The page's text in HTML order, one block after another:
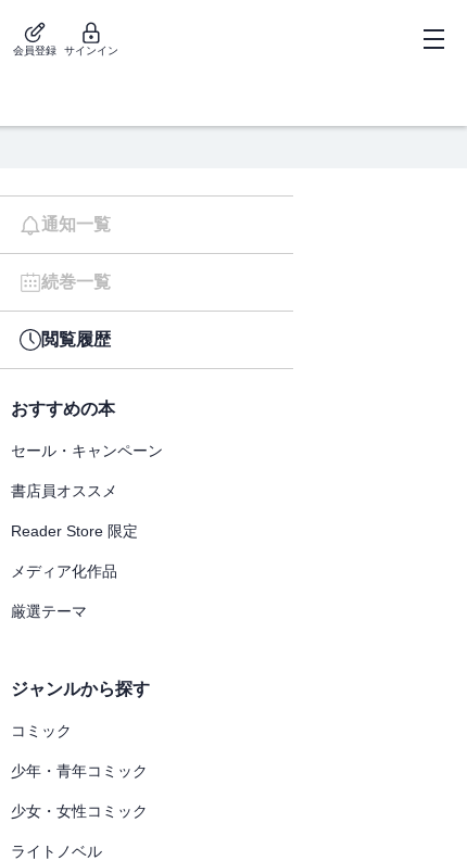
会員登録 サインイン
通知一覧
続巻一覧
閲覧履歴
おすすめの本
セール・キャンペーン
書店員オススメ
Reader Store 限定
メディア化作品
厳選テーマ
ジャンルから探す
コミック
少年・青年コミック
少女・女性コミック
ライトノベル